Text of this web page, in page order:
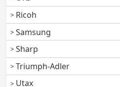
Ricoh
Samsung
Sharp
Triumph-Adler
Utax